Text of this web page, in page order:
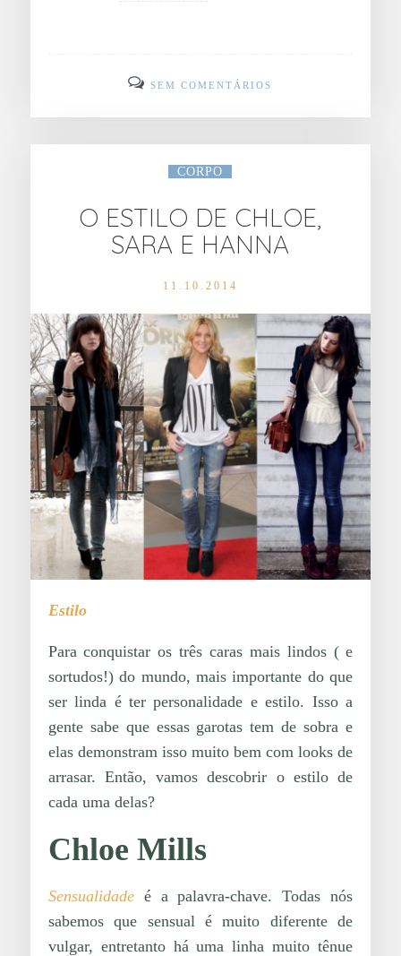
SEM COMENTÁRIOS
CORPO
O ESTILO DE CHLOE,
SARA E HANNA
11.10.2014
Estilo
Para conquistar os três caras mais lindos ( e
sortudos!) do mundo, mais importante do que
ser linda é ter personalidade e estilo. Isso a
gente sabe que essas garotas tem de sobra e
elas demonstram isso muito bem com looks de
arrasar. Então, vamos descobrir o estilo de
cada uma delas?
Chloe Mills
Sensualidadeé a palavra-chave. Todas nós
sabemos que sensual é muito diferente de
vulgar, entretanto há uma linha muito tênue